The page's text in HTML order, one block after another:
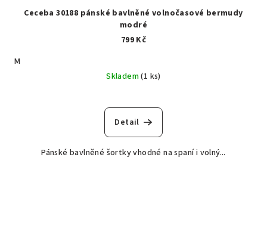
Ceceba 30188 pánské bavlněné volnočasové bermudy
modré
799 Kč
M
Skladem(1 ks)
Detail
Pánské bavlněné šortky vhodné na spaní i volný...